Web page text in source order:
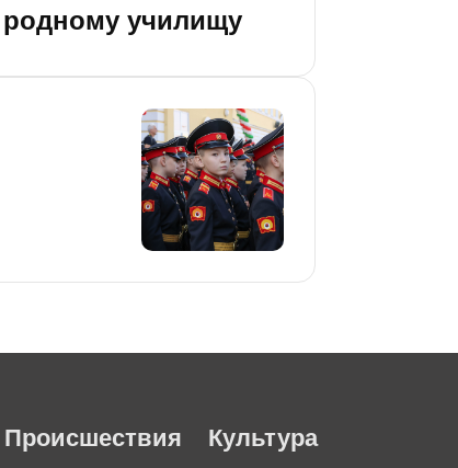
родному училищу
Происшествия Культура